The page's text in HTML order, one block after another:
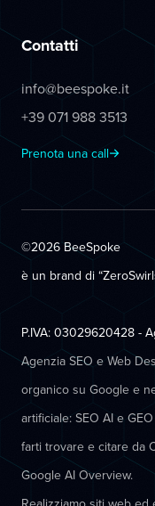
Contatti
info@beespoke.it
+39 071 988 3513
Prenota una call
©2026 BeeSpoke
è un brand di
P.IVA: 03029620428 -
Agenzia SEO e Web
organico su Google e
artificiale: SEO AI e
farti trovare e citare da
Google AI Overview.